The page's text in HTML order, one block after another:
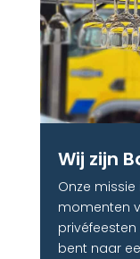
Wij zijn
Onze
momenten
privéfeesten
bent naar